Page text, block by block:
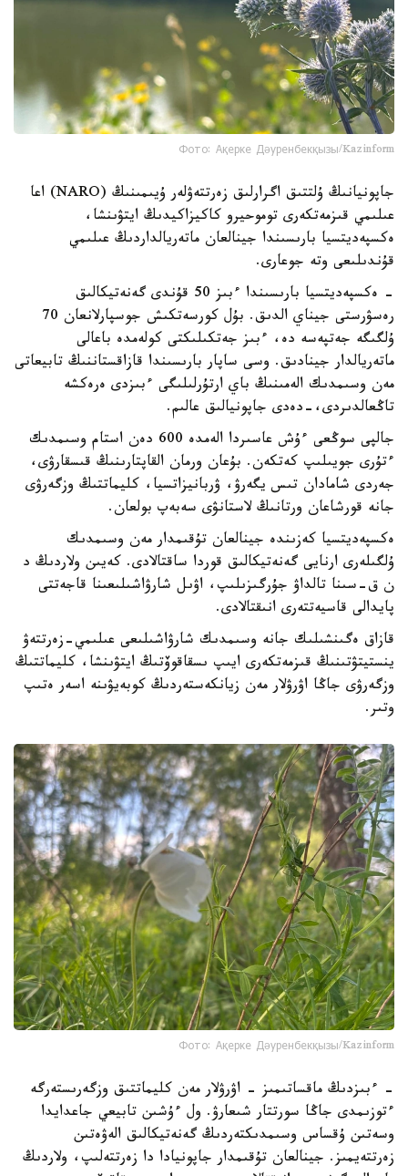
Фото: Ақерке Дәуренбекқызы/Kazinform
جاپونيانىڭ ۇلتتىق اگرارلىق زەرتتەۋلەر ۇيىمىنىڭ (NARO) اعا
عىلىمي قىزمەتكەرى توموحيرو كاكيزاكيدىڭ ايتۋىنشا،
ەكسپەديتسيا بارىسىندا جينالعان ماتەريالداردىڭ عىلىمي
قۇندىلىعى وتە جوعارى.
- ەكسپەديتسيا بارىسىندا ءبىز 50 قۇندى گەنەتيكالىق
رەسۋرستى جيناي الدىق. بۇل كورسەتكىش جوسپارلانعان 70
ۇلگىگە جەتپەسە دە، ءبىز جەتكىلىكتى كولەمدە باعالى
ماتەريالدار جينادىق. وسى ساپار بارىسىندا قازاقستاننىڭ تابيعاتى
مەن وسىمدىك الەمىنىڭ باي ارتۇرلىلىگى ءبىزدى ەرەكشە
تاڭعالدىردى،-دەدى جاپونيالىق عالىم.
جالپى سوڭعى ءۇش عاسىردا الەمدە 600 دەن استام وسىمدىك
ءتۇرى جويىلىپ كەتكەن. بۇعان ورمان القاپتارىنىڭ قىسقارۋى،
جەردى شامادان تىس يگەرۋ، ۋربانيزاتسيا، كليماتتىڭ وزگەرۋى
جانە قورشاعان ورتانىڭ لاستانۋى سەبەپ بولعان.
ەكسپەديتسيا كەزىندە جينالعان تۇقىمدار مەن وسىمدىك
ۇلگىلەرى ارنايى گەنەتيكالىق قوردا ساقتالادى. كەيىن ولاردىڭ د
ن ق-سىنا تالداۋ جۇرگىزىلىپ، اۋىل شارۋاشىلىعىنا قاجەتتى
پايدالى قاسيەتتەرى انىقتالادى.
قازاق ەگىنشىلىك جانە وسىمدىك شارۋاشىلىعى عىلىمي-زەرتتەۋ
ينستيتۋتىنىڭ قىزمەتكەرى ايىپ ىسقاقوۆتىڭ ايتۋىنشا، كليماتتىڭ
وزگەرۋى جاڭا اۋرۋلار مەن زيانكەستەردىڭ كوبەيۋىنە اسەر ەتىپ
وتىر.
Фото: Ақерке Дәуренбекқызы/Kazinform
- ءبىزدىڭ ماقساتىمىز - اۋرۋلار مەن كليماتتىق وزگەرىستەرگە
ءتوزىمدى جاڭا سورتتار شىعارۋ. ول ءۇشىن تابيعي جاعدايدا
وسەتىن ۇقساس وسىمدىكتەردىڭ گەنەتيكالىق الەۋەتىن
زەرتتەيمىز. جينالعان تۇقىمدار جاپونيادا دا زەرتتەلىپ، ولاردىڭ